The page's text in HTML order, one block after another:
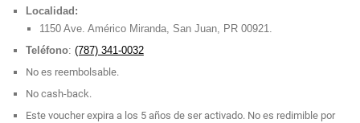
Localidad:
1150 Ave. Américo Miranda, San Juan, PR 00921.
Teléfono: (787) 341-0032
No es reembolsable.
No cash-back.
Este voucher expira a los 5 años de ser activado. No es redimible por